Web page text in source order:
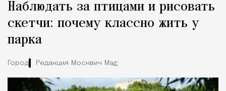
Наблюдать за птицами и рисовать
скетчи: почему классно жить у
парка
Город Редакция Москвич Mag